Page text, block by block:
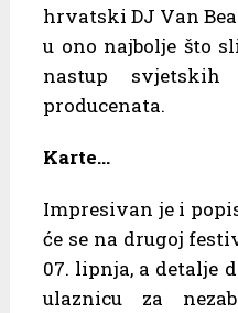
hrvatski DJ Van
u ono najbolje što
nastup
producenata.
Karte…
Impresivan je i
će se na drugoj
07. lipnja, a detalje
ulaznicu za